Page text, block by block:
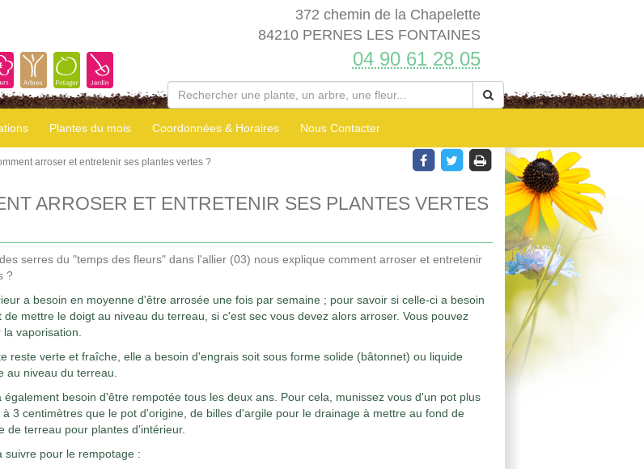
372 chemin de la Chapelette
84210 PERNES LES FONTAINES
04 90 61 28 05
Plantes du mois Coordonnées & Horaires Nous Contacter
arroser et entretenir ses plantes vertes ?
ARROSER ET ENTRETENIR SES PLANTES VERTES
serres du "temps des fleurs" dans l'allier (03) nous explique comment arroser et entretenir
?
a besoin en moyenne d'être arrosée une fois par semaine ; pour savoir si celle-ci a besoin
de mettre le doigt au niveau du terreau, si c'est sec vous devez alors arroser. Vous pouvez
vaporisation.
reste verte et fraîche, elle a besoin d'engrais soit sous forme solide (bâtonnet) ou liquide
au niveau du terreau.
également besoin d'être rempotée tous les deux ans. Pour cela, munissez vous d'un pot plus
3 centimètres que le pot d'origine, de billes d'argile pour le drainage à mettre au fond de
de terreau pour plantes d'intérieur.
suivre pour le rempotage :